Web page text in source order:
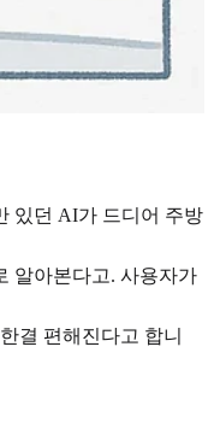
있던 AI가 드디어 주방
알아본다고. 사용자가
결 편해진다고 합니